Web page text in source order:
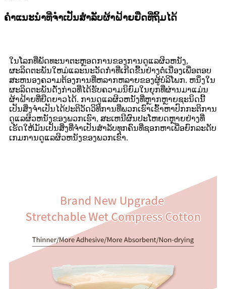
ຄໍາແນະນໍາທີ່ຈໍາເປັນສໍາລັບຜ້າຝ້າຍຍືດທີ່ຖິ້ມໄດ້
ໃນໂລກທີ່ພັດທະນາຕະຫຼອດການຂອງການດູແລຜິວຫນັງ,
ຜະລິດຕະພັນໃຫມ່ແລະນະວັດກໍາທີ່ເກີດຂື້ນຢ່າງຕໍ່ເນື່ອງເພື່ອຕອບ
ສະຫນອງຄວາມຕ້ອງການທີ່ຫລາກຫລາຍຂອງຜູ້ບໍລິໂພກ. ຫນຶ່ງໃນ
ຜະລິດຕະພັນດັ່ງກ່າວທີ່ໄດ້ຮັບຄວາມນິຍົມໃນຍຸກທີ່ຜ່ານມາແມ່ນ
ຜ້າຝ້າຍທີ່ຍືດຍາວໄດ້. ການດູແລຜິວຫນັງທີ່ຫຼາກຫຼາຍຊະນິດນີ້
ເປັນສິ່ງຈໍາເປັນໄດ້ປະຕິວັດວິທີການທີ່ພວກເຮົາເຂົ້າຫາປົກກະຕິການ
ດູແລຜິວຫນັງຂອງພວກເຮົາ, ສະເຫນີຜົນປະໂຫຍດຫຼາຍຢ່າງທີ່
ເຮັດໃຫ້ມັນເປັນສິ່ງທີ່ຈໍາເປັນສໍາລັບທຸກຄົນທີ່ຊອກຫາເພື່ອຍົກລະດັບ
ເກມການດູແລຜິວຫນັງຂອງພວກເຂົາ.